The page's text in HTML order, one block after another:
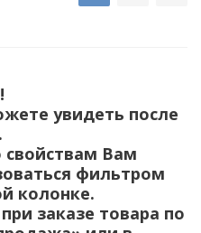
увидеть после
свойствам Вам
фильтром
колонке.
заказе товара по